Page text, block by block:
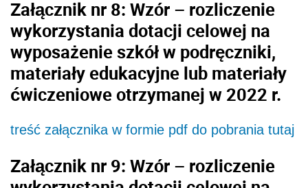
Załącznik nr 8: Wzór – rozliczenie
wykorzystania dotacji celowej na
wyposażenie szkół w podręczniki,
materiały edukacyjne lub materiały
ćwiczeniowe otrzymanej w 2022 r.
treść załącznika w formie pdf do pobrania tutaj
Załącznik nr 9: Wzór – rozliczenie